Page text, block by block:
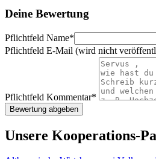
Deine Bewertung
Pflichtfeld Name*
Pflichtfeld E-Mail (wird nicht
Pflichtfeld Kommentar*
Unsere Kooperations-